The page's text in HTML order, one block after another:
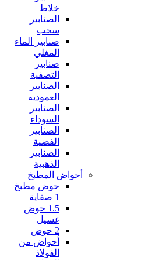
خلاط
الصنابير
سحب
صنابير الماء
المغلي
صنابير
التصفية
الصنابير
العموديه
الصنابير
السوداء
الصنابير
الفضية
الصنابير
الذهبية
أحواض المطبخ
حوض مطبخ
1 صفاية
1.5 حوض
غسيل
2 حوض
أحواض من
الفولاذ